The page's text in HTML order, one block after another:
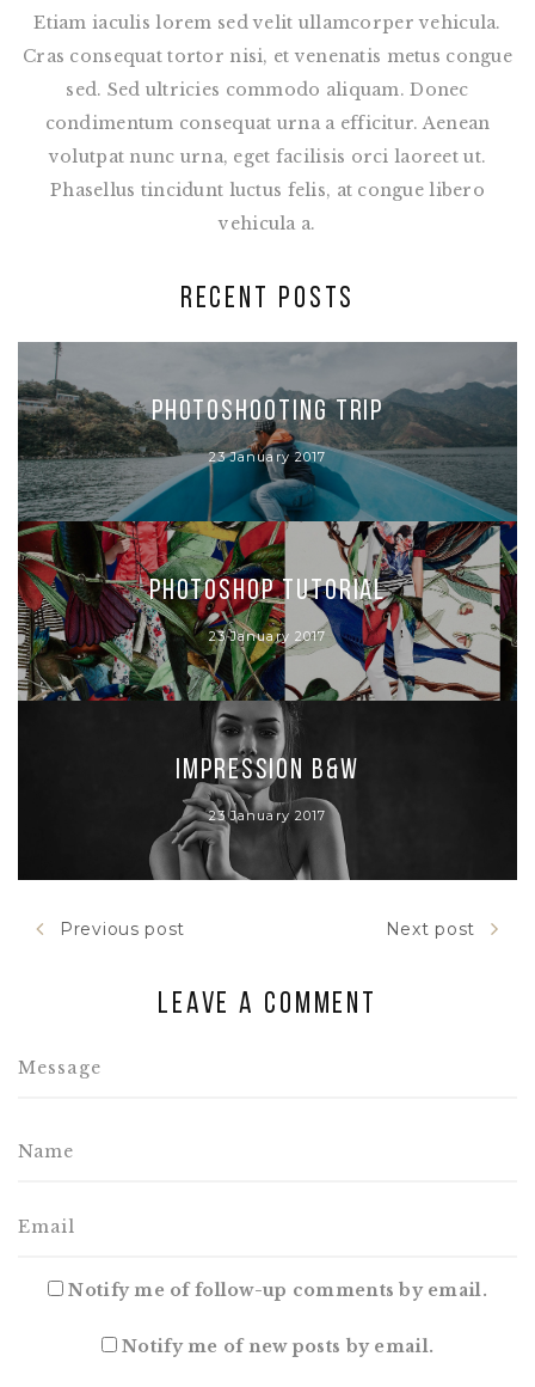
Etiam iaculis lorem sed velit ullamcorper vehicula.
Cras consequat tortor nisi, et venenatis metus congue
sed. Sed ultricies commodo aliquam. Donec
condimentum consequat urna a efficitur. Aenean
volutpat nunc urna, eget facilisis orci laoreet ut.
Phasellus tincidunt luctus felis, at congue libero
vehicula a.
RECENT POSTS
Photoshooting Trip
23 January 2017
Photoshop Tutorial
23 January 2017
Impression B&W
23 January 2017
Previous post Next post
Leave a comment
Notify me of follow-up comments by email.
Notify me of new posts by email.